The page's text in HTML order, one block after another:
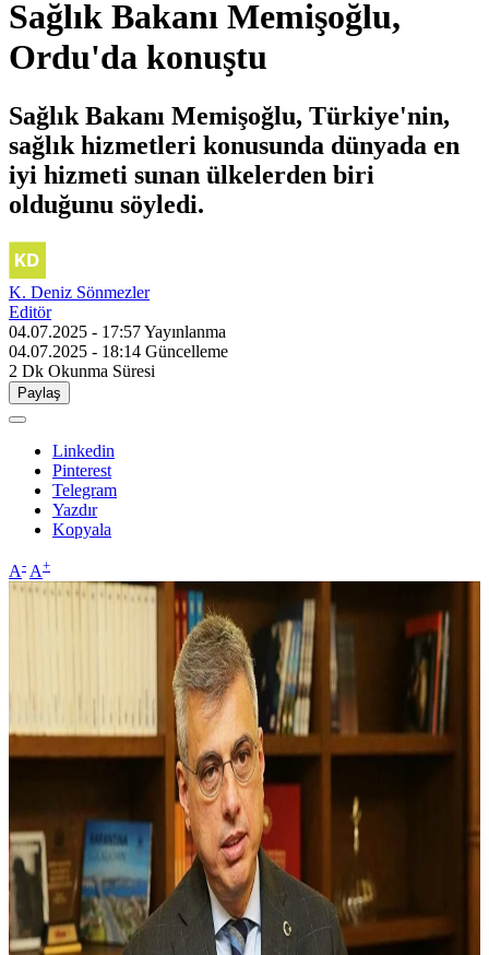
Sağlık Bakanı Memişoğlu,
Ordu'da konuştu
Sağlık Bakanı Memişoğlu, Türkiye'nin,
sağlık hizmetleri konusunda dünyada en
iyi hizmeti sunan ülkelerden biri
olduğunu söyledi.
K. Deniz Sönmezler
Editör
04.07.2025 - 17:57Yayınlanma
04.07.2025 - 18:14 Güncelleme
2 Dk Okunma Süresi
Paylaş
Linkedin
Pinterest
Telegram
Yazdır
Kopyala
A- A+